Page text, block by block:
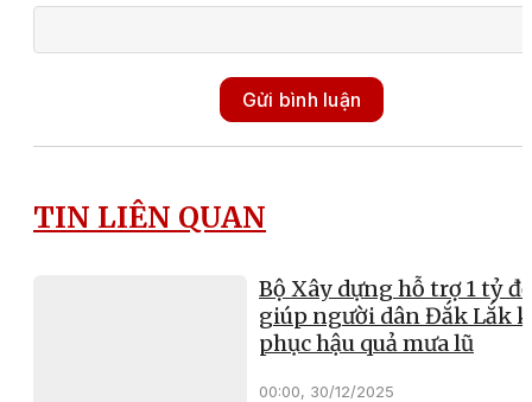
Gửi bình luận
TIN LIÊN QUAN
Bộ Xây dựng hỗ trợ 1 tỷ
giúp người dân Đắk Lắk
phục hậu quả mưa lũ
00:00, 30/12/2025